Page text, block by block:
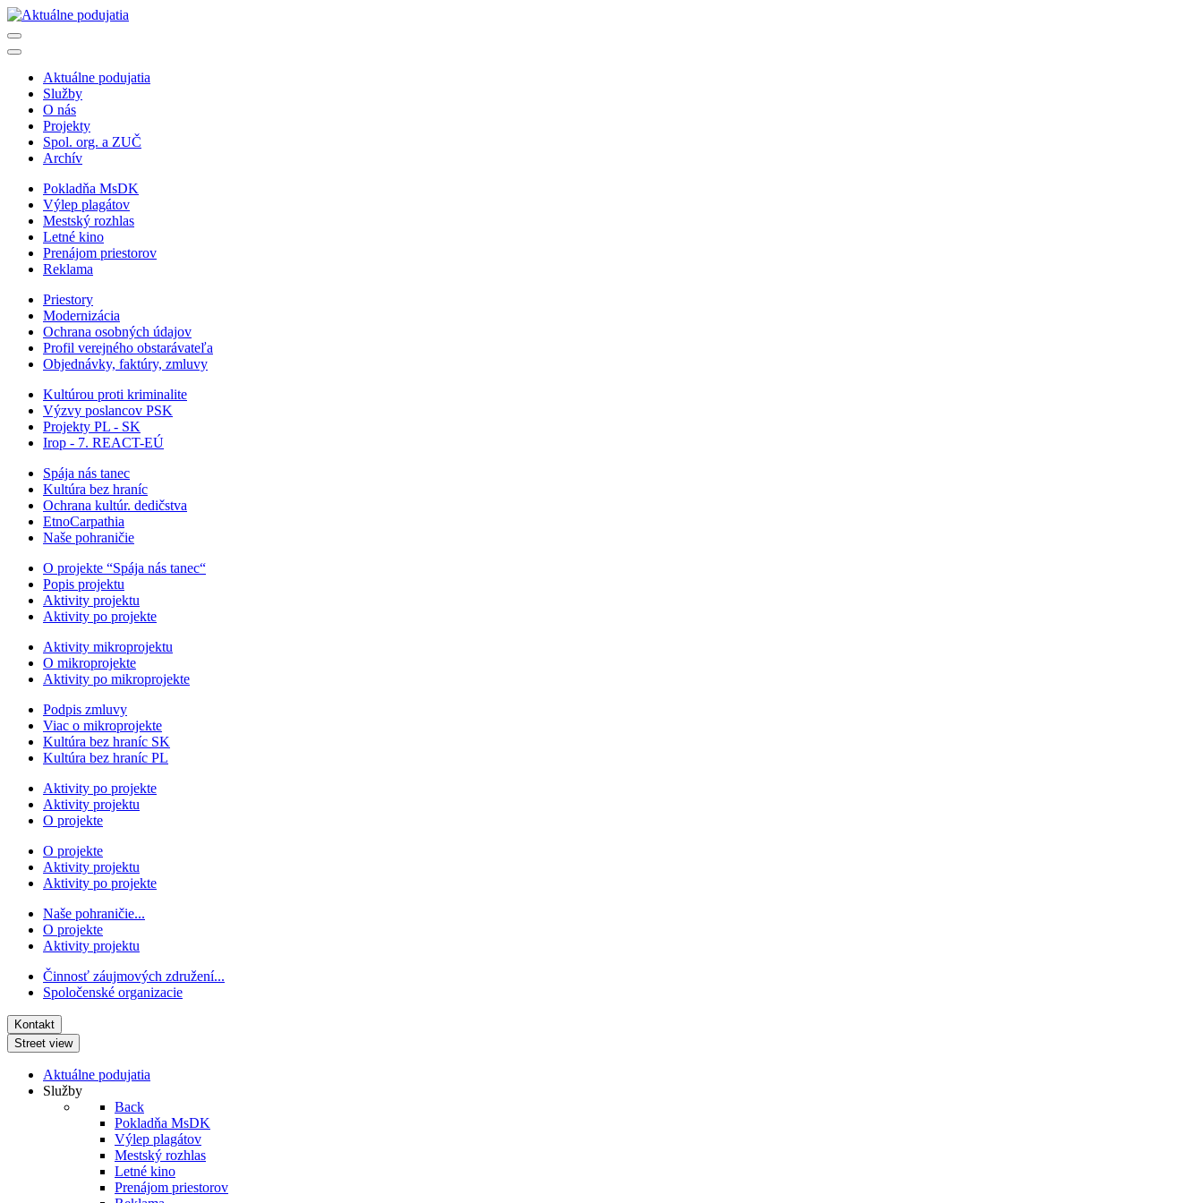
Aktuálne podujatia
Služby
O nás
Projekty
Spol. org. a ZUČ
Archív
Pokladňa MsDK
Výlep plagátov
Mestský rozhlas
Letné kino
Prenájom priestorov
Reklama
Priestory
Modernizácia
Ochrana osobných údajov
Profil verejného obstarávateľa
Objednávky, faktúry, zmluvy
Kultúrou proti kriminalite
Výzvy poslancov PSK
Projekty PL - SK
Irop - 7. REACT-EÚ
Spája nás tanec
Kultúra bez hraníc
Ochrana kultúr. dedičstva
EtnoCarpathia
Naše pohraničie
O projekte “Spája nás tanec“
Popis projektu
Aktivity projektu
Aktivity po projekte
Aktivity mikroprojektu
O mikroprojekte
Aktivity po mikroprojekte
Podpis zmluvy
Viac o mikroprojekte
Kultúra bez hraníc SK
Kultúra bez hraníc PL
Aktivity po projekte
Aktivity projektu
O projekte
O projekte
Aktivity projektu
Aktivity po projekte
Naše pohraničie...
O projekte
Aktivity projektu
Činnosť záujmových združení...
Spoločenské organizacie
Kontakt
Street view
Aktuálne podujatia
Služby
Back
Pokladňa MsDK
Výlep plagátov
Mestský rozhlas
Letné kino
Prenájom priestorov